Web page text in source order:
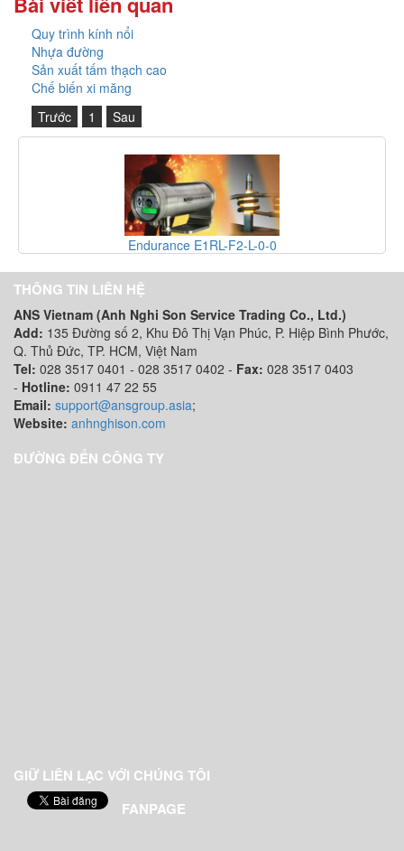
Quy trình kính nổi
Nhựa đường
Sản xuất tấm thạch cao
Chế biến xi măng
Trước
1 Sau
Endurance E1RL-F2-L-0-0
THÔNG TIN LIÊN HỆ
ANS Vietnam (Anh Nghi Son Service Trading Co., Ltd.)
Add: 135 Đường số 2, Khu Đô Thị Vạn Phúc, P. Hiệp Bình Phước,
Q. Thủ Đức, TP. HCM, Việt Nam
Tel: 028 3517 0401 - 028 3517 0402 - Fax: 028 3517 0403
- Hotline: 0911 47 22 55
Email: support@ansgroup.asia;
Website: anhnghison.com
ĐƯỜNG ĐẾN CÔNG TY
GIỮ LIÊN LẠC VỚI CHÚNG TÔI
FANPAGE